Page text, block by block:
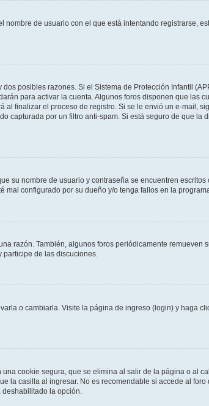
de usuario con el que está intentando registrarse,
posibles razones. Si el Sistema de Protección Infantil
para activar la cuenta. Algunos foros disponen que las
finalizar el proceso de registro. Si se le envió un e-mail,
capturada por un filtro anti-spam. Si está seguro de que
su nombre de usuario y contraseña se encuentren
configurado por su dueño y/o tenga fallos en la
razón. También, algunos foros periódicamente
de las discuciones.
o cambiarla. Visite la página de ingreso (login) y haga
cookie segura, que se elimina al salir de la página o al
la casilla al ingresar. No es recomendable si accede al
la opción.